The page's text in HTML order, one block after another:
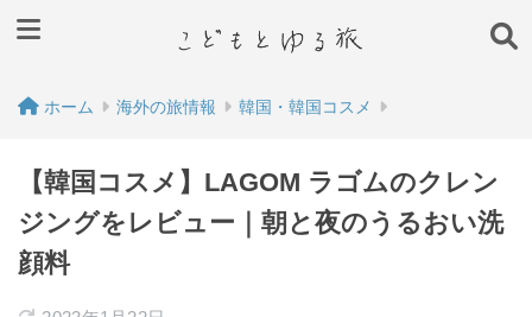
ホーム 海外の旅情報 韓国・韓国コスメ
【韓国コスメ】LAGOM ラゴムのクレン
ジングをレビュー｜朝と夜のうるおい洗
顔料